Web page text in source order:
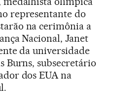
representante do
na cerimônia a
Nacional, Janet
da universidade
subsecretário
dos EUA na